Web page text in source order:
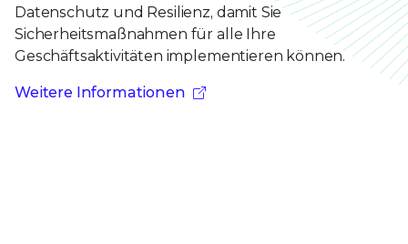
Datenschutz und Resilienz, damit Sie
Sicherheitsmaßnahmen für alle Ihre
Geschäftsaktivitäten implementieren können.
Weitere Informationen